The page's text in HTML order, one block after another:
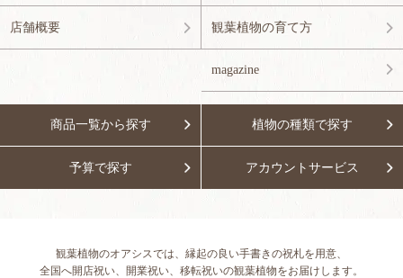
店舗概要 観葉植物の育て方
magazine
商品一覧から探す 植物の種類で探す
予算で探す アカウントサービス
観葉植物のオアシスでは、縁起の良い手書きの祝札を用意、
全国へ開店祝い、開業祝い、移転祝いの観葉植物をお届けします。